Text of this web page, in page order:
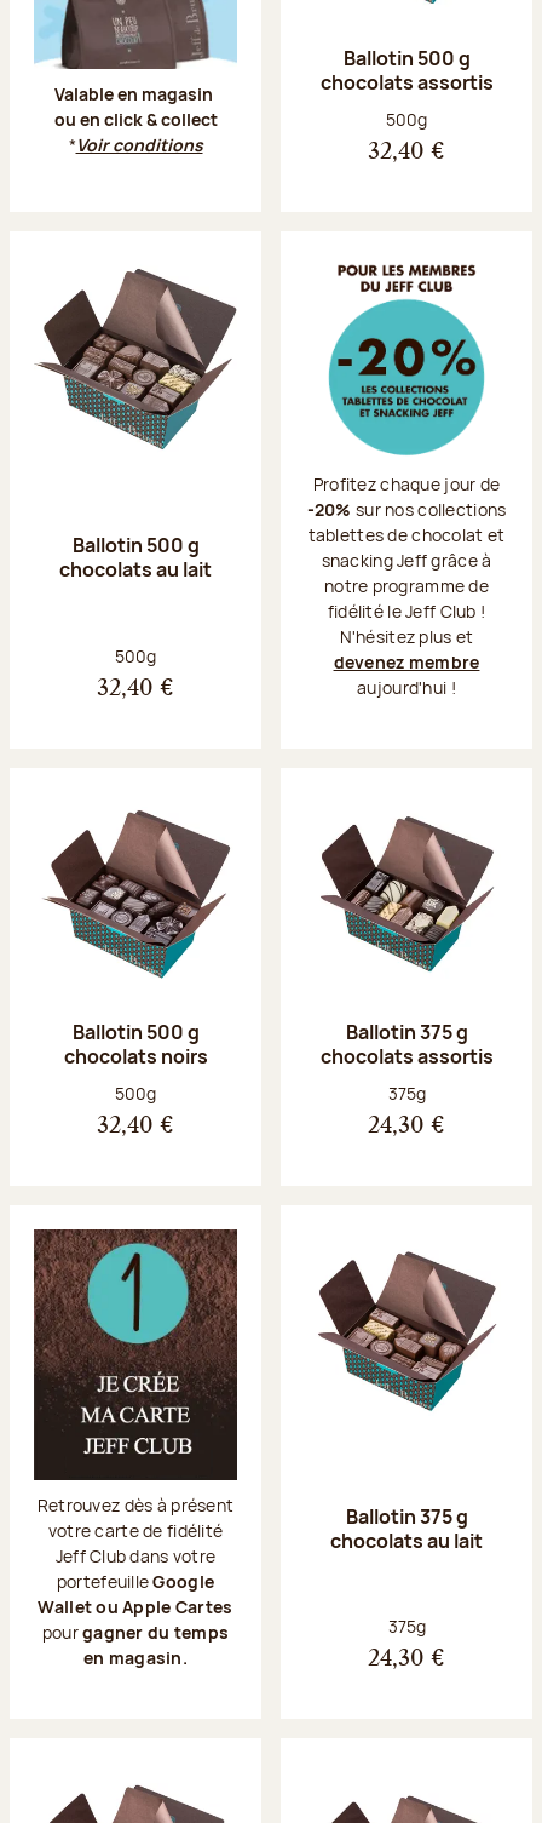
Valable en magasin
ou en click & collect
*Voir conditions
Ballotin 500 g
chocolats assortis
Poids net :
500g
32,40 €
Ballotin 500 g
chocolats au lait
Poids net :
500g
32,40 €
Profitez chaque jour de
-20% sur nos collections
tablettes de chocolat et
snacking Jeff grâce à
notre programme de
fidélité le Jeff Club !
N'hésitez plus et
devenez membre
aujourd'hui !
Ballotin 500 g
chocolats noirs
Poids net :
500g
32,40 €
Ballotin 375 g
chocolats assortis
Poids net :
375g
24,30 €
Retrouvez dès à présent
votre carte de fidélité
Jeff Club dans votre
portefeuilleGoogle
Wallet ou Apple Cartes
pourgagner du temps
en magasin.
Ballotin 375 g
chocolats au lait
Poids net :
375g
24,30 €